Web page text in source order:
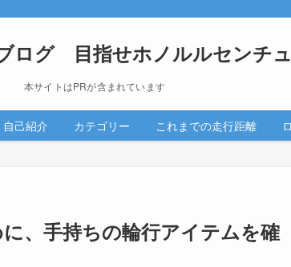
ログ 目指せホノルルセンチ
本サイトはPRが含まれています
自己紹介 カテゴリー これまでの走行距離
、手持ちの輪行アイテムを確